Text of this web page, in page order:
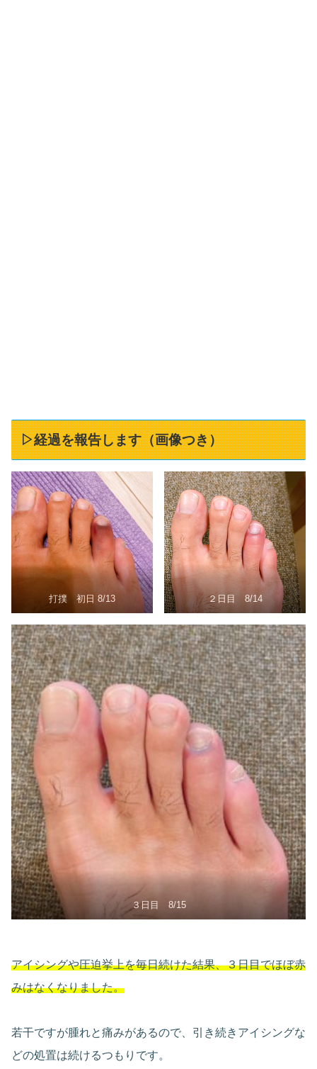
▷経過を報告します（画像つき）
打撲 初日 8/13 ２日目 8/14
３日目 8/15
アイシングや圧迫挙上を毎日続けた結果、３日目でほぼ赤
みはなくなりました。
若干ですが腫れと痛みがあるので、引き続きアイシングな
どの処置は続けるつもりです。